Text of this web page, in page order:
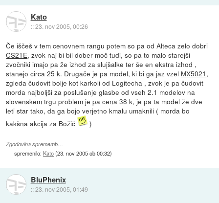
Kato
::23. nov 2005, 00:26
Če iščeš v tem cenovnem rangu potem so pa od Alteca zelo dobri
CS21E, zvok naj bi bil dober moč tudi, so pa to malo starejši
zvočniki imajo pa že izhod za slujšalke ter še en ekstra izhod ,
stanejo circa 25 k. Drugače je pa model, ki bi ga jaz vzel MX5021 ,
zgleda čudovit bolje kot karkoli od Logitecha , zvok je pa čudovit
morda najboljši za poslušanje glasbe od vseh 2.1 modelov na
slovenskem trgu problem je pa cena 38 k, je pa ta model že dve
leti star tako, da ga bojo verjetno kmalu umaknili ( morda bo
kakšna akcija za Božič
)
Zgodovina sprememb…
spremenilo: Kato(23. nov 2005 ob 00:32)
BluPhenix
::23. nov 2005, 01:49